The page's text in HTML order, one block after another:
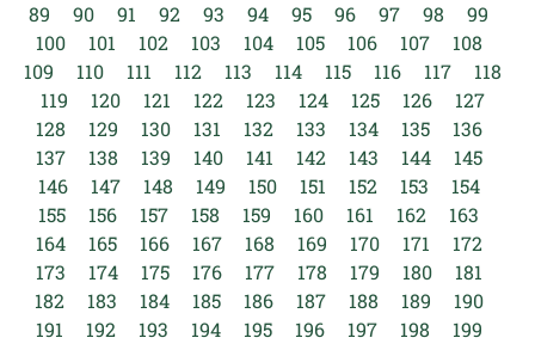
89
90 91 92 93 94 95 96 97 98
99
100
101 102 103 104 105 106 107
108
109
110 111 112 113 114 115 116 117
118
119
120 121 122 123 124 125 126
127
128
129 130 131 132 133 134 135
136
137
138 139 140 141 142 143 144
145
146
147 148 149 150 151 152 153
154
155
156 157 158 159 160 161 162
163
164
165 166 167 168 169 170 171
172
173
174 175 176 177 178 179 180
181
182
183 184 185 186 187 188 189
190
191
192 193 194 195 196 197 198
199